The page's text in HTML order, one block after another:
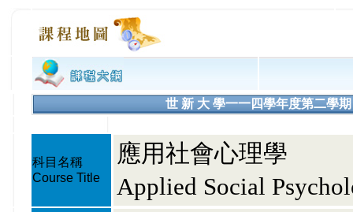
世 新 大 學一一四學年度第二學
科目名稱
Course Title
應用社會心理學
Applied Social